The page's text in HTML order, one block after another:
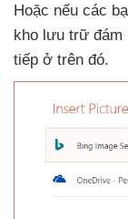
Hoặc nếu các
kho lưu trữ đám
tiếp ở trên đó.